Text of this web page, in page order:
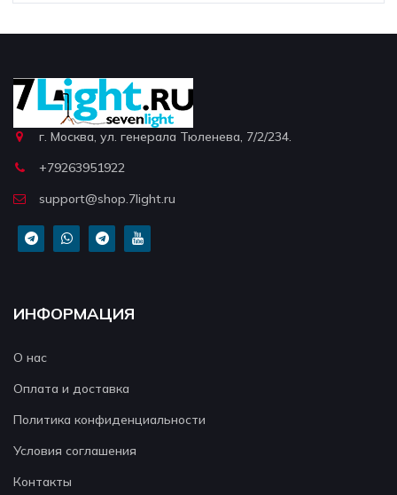
г. Москва, ул. генерала Тюленева, 7/2/234.
+79263951922
support@shop.7light.ru
ИНФОРМАЦИЯ
О нас
Оплата и доставка
Политика конфиденциальности
Условия соглашения
Контакты